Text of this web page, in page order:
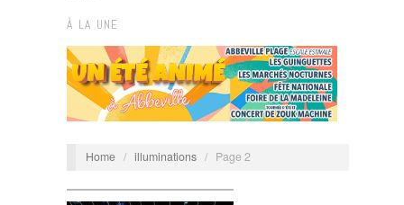
À LA UNE
Home / illuminations / Page 2